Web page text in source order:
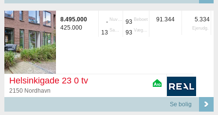
8.495.000
425.000
- Nuvær.
13 Samlet
93 Beboet
93 Vægtet
91.344 5.334
Ejerudg.
Helsinkigade 23 0 tv
2150 Nordhavn
Se bolig